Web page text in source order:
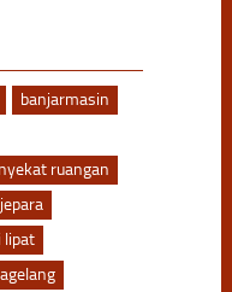
banjarmasin
ruangan
jepara
lipat